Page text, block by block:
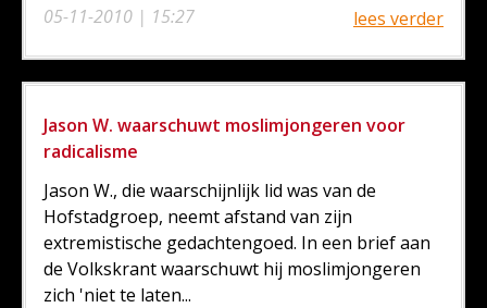
05-11-2010 | 15:27
lees verder
Jason W. waarschuwt moslimjongeren voor
radicalisme
Jason W., die waarschijnlijk lid was van de
Hofstadgroep, neemt afstand van zijn
extremistische gedachtengoed. In een brief aan
de Volkskrant waarschuwt hij moslimjongeren
zich 'niet te laten...